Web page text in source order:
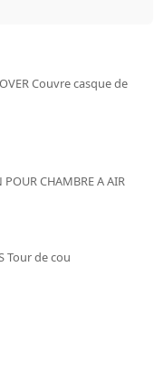
Couvre casque de
POUR CHAMBRE A AIR
Tour de cou